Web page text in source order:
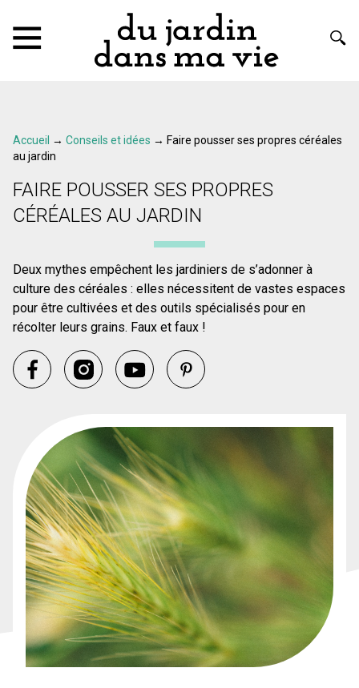
Accueil → Conseils et idées → Faire pousser ses propres céréales
au jardin
FAIRE POUSSER SES PROPRES
CÉRÉALES AU JARDIN
Deux mythes empêchent les jardiniers de s’adonner à
culture des céréales : elles nécessitent de vastes espaces
pour être cultivées et des outils spécialisés pour en
récolter leurs grains. Faux et faux !